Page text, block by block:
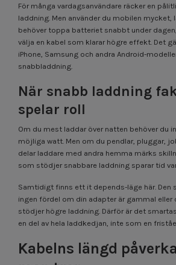
För många vardagsanvändare räcker en
laddning. Men använder du mobilen mycket,
behöver toppa batteriet snabbt under
välja en kabel som klarar högre effekt. Det
iPhone, Samsung och andra Android-
snabbladdning.
När snabb laddning
spelar roll
Om du mest laddar över natten behöver du
möjliga watt. Men om du pendlar, pluggar,
delar laddare med andra hemma märks
som stödjer snabbare laddning sparar tid
Samtidigt finns ett it depends-läge här. Den
ingen fördel om din adapter är gammal eller
stödjer högre laddning. Därför är det
en del av hela laddkedjan, inte som en
Kabelns längd